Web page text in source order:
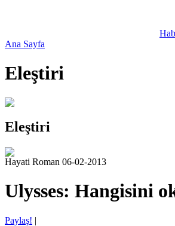
Ana Sayfa
Eleştiri
Eleştiri
Hayati Roman 06-02-2013
Ulysses: Hangisini
Paylaş! |